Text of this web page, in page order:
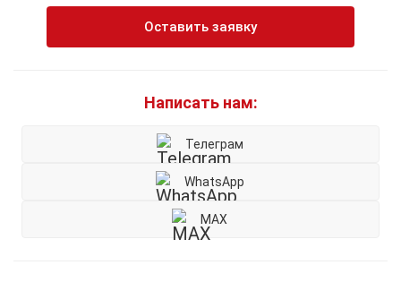
Оставить заявку
Написать нам:
Телеграм
WhatsApp
MAX